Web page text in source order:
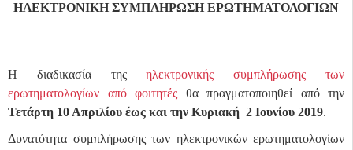
ΗΛΕΚΤΡΟΝΙΚΗ ΣΥΜΠΛΗΡΩΣΗ ΕΡΩΤΗΜΑΤΟΛΟΓΙΩΝ
Η διαδικασία τηςηλεκτρονικής συμπλήρωσης των
ερωτηματολογίων από φοιτητές θα πραγματοποιηθεί από την
Τετάρτη 10 Απριλίου έως και την Κυριακή 2 Ιουνίου 2019.
Δυνατότητα συμπλήρωσης των ηλεκτρονικών ερωτηματολογίων